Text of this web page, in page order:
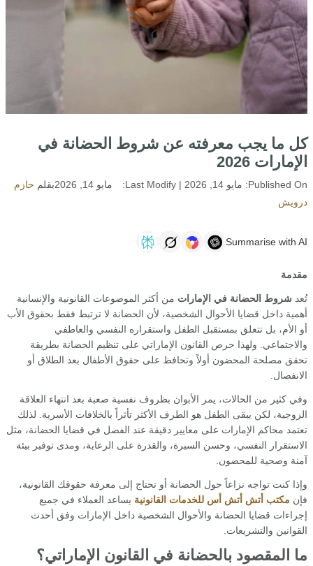
كل ما يجب معرفته عن شروط الحضانة في
الإمارات 2026
Published On: مايو 14, 2026 | Last Modify: مايو 14, 2026 بقلم حازم
درويش
Summarise with AI
مقدمة
تُعد شروط الحضانة في الإمارات من أكثر الموضوعات القانونية والإنسانية
أهمية داخل قضايا الأحوال الشخصية، لأن الحضانة لا ترتبط فقط بحقوق الأب
أو الأم، بل تتعلق بمستقبل الطفل واستقراره النفسي والعاطفي
والاجتماعي. ولهذا حرص القانون الإماراتي على تنظيم الحضانة بطريقة
تحقق مصلحة المحضون أولاً وتحافظ على حقوق الأطفال بعد الطلاق أو
الانفصال.
وفي كثير من الحالات، يمر الأبوان بظروف نفسية صعبة بعد انتهاء العلاقة
الزوجية، لكن يبقى الطفل هو الطرف الأكثر تأثراً بالخلافات الأسرية. لذلك
تعتمد محاكم الإمارات على معايير دقيقة عند الفصل في قضايا الحضانة، مثل
الاستقرار النفسي، وحسن السيرة، والقدرة على الرعاية، ومدى توفير بيئة
آمنة وصحية للمحضون.
وإذا كنت تواجه نزاعاً حول الحضانة أو تحتاج إلى معرفة حقوقك القانونية،
فإن مكتب أتش أتش أس للخدمات القانونية يساعد العملاء في جميع
إجراءات قضايا الحضانة والأحوال الشخصية داخل الإمارات وفق أحدث
القوانين والتشريعات.
ما المقصود بالحضانة في القانون الإماراتي؟